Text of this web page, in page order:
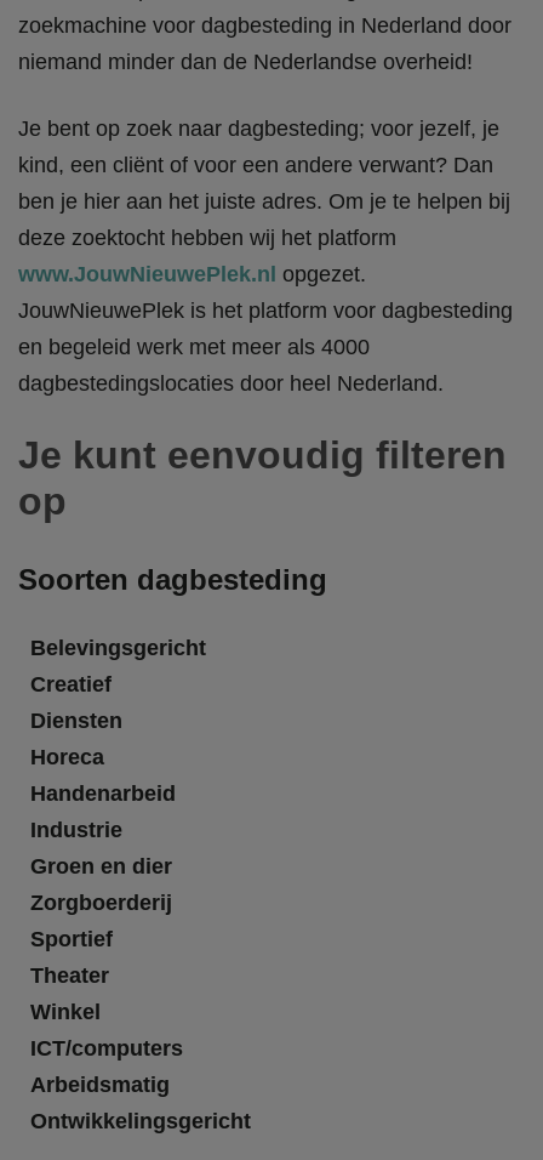
zoekmachine voor dagbesteding in Nederland door
niemand minder dan de Nederlandse overheid!
Je bent op zoek naar dagbesteding; voor jezelf, je
kind, een cliënt of voor een andere verwant? Dan
ben je hier aan het juiste adres. Om je te helpen bij
deze zoektocht hebben wij het platform
www.JouwNieuwePlek.nl opgezet.
JouwNieuwePlek is het platform voor dagbesteding
en begeleid werk met meer als 4000
dagbestedingslocaties door heel Nederland.
Je kunt eenvoudig filteren
op
Soorten dagbesteding
Belevingsgericht
Creatief
Diensten
Horeca
Handenarbeid
Industrie
Groen en dier
Zorgboerderij
Sportief
Theater
Winkel
ICT/computers
Arbeidsmatig
Ontwikkelingsgericht